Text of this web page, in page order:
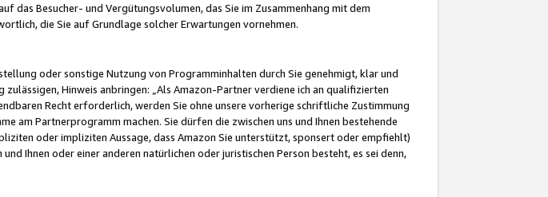
das Besucher- und Vergütungsvolumen, das Sie im Zusammenhang mit dem
die Sie auf Grundlage solcher Erwartungen vornehmen.
oder sonstige Nutzung von Programminhalten durch Sie genehmigt, klar und
Hinweis anbringen: „Als Amazon-Partner verdiene ich an qualifizierten
Recht erforderlich, werden Sie ohne unsere vorherige schriftliche Zustimmung
am Partnerprogramm machen. Sie dürfen die zwischen uns und Ihnen bestehende
oder impliziten Aussage, dass Amazon Sie unterstützt, sponsert oder empfiehlt)
Ihnen oder einer anderen natürlichen oder juristischen Person besteht, es sei denn,